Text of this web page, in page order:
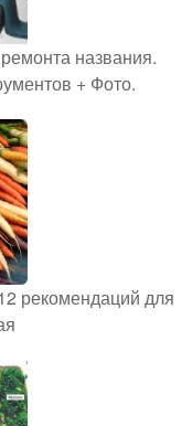
названия.
+ Фото.
рекомендаций для